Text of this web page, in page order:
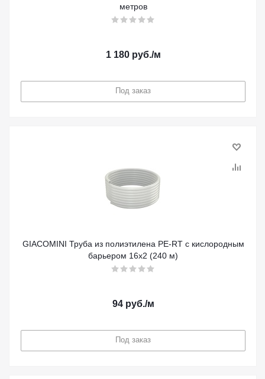
метров
1 180руб./м
Под заказ
GIACOMINI Труба из пoлиэтилена PE-RT с кислородным
барьером 16x2 (240 м)
94руб./м
Под заказ